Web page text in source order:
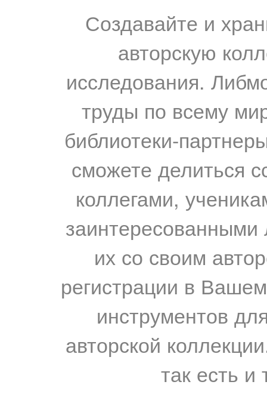
Создавайте и
авторскую
исследования.
труды по всему
библиотеки-
сможете делиться
коллегами,
их со своим
регистрации в
инструментов
авторской
так есть и